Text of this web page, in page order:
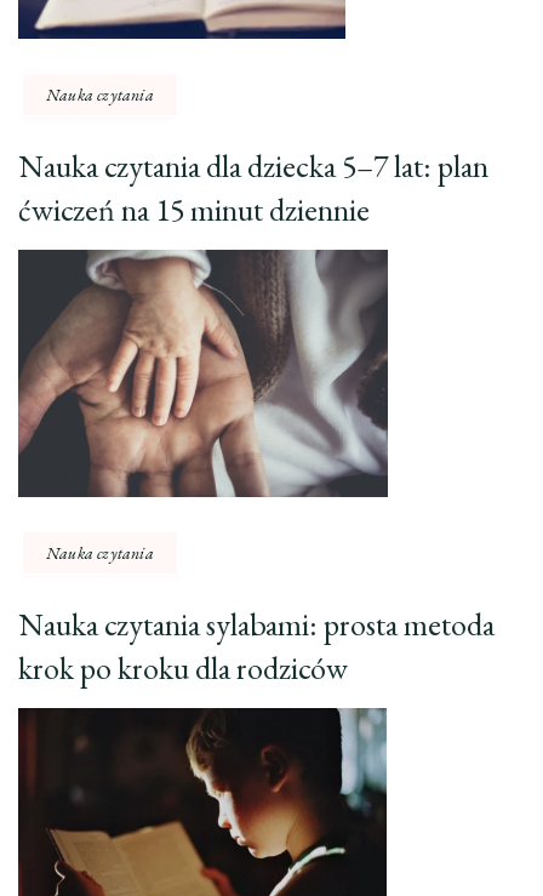
Nauka czytania
Nauka czytania dla dziecka 5–7 lat: plan
ćwiczeń na 15 minut dziennie
Nauka czytania
Nauka czytania sylabami: prosta metoda
krok po kroku dla rodziców